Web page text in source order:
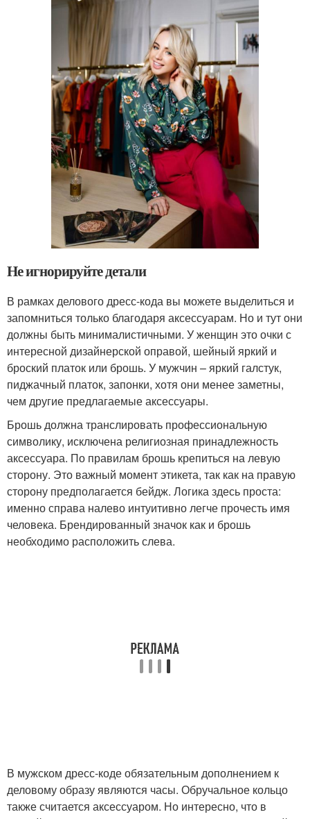
Не игнорируйте детали
В рамках делового дресс-кода вы можете выделиться и
запомниться только благодаря аксессуарам. Но и тут они
должны быть минималистичными. У женщин это очки с
интересной дизайнерской оправой, шейный яркий и
броский платок или брошь. У мужчин – яркий галстук,
пиджачный платок, запонки, хотя они менее заметны,
чем другие предлагаемые аксессуары.
Брошь должна транслировать профессиональную
символику, исключена религиозная принадлежность
аксессуара. По правилам брошь крепиться на левую
сторону. Это важный момент этикета, так как на правую
сторону предполагается бейдж. Логика здесь проста:
именно справа налево интуитивно легче прочесть имя
человека. Брендированный значок как и брошь
необходимо расположить слева.
В мужском дресс-коде обязательным дополнением к
деловому образу являются часы. Обручальное кольцо
также считается аксессуаром. Но интересно, что в